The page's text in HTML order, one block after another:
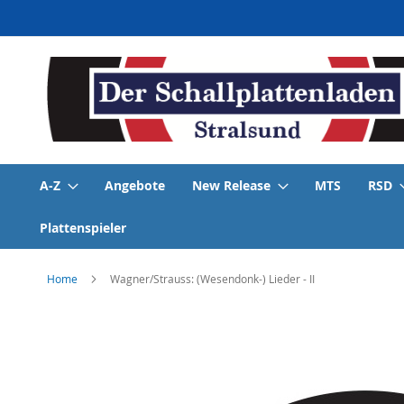
zum
Inhalt
A-Z Angebote New Release MTS RSD
Plattenspieler
Home Wagner/Strauss: (Wesendonk-) Lieder - II